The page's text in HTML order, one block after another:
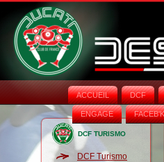
ACCUEIL DCF
ENGAGE FACEB'K
DCF TURISMO
DCF Turismo